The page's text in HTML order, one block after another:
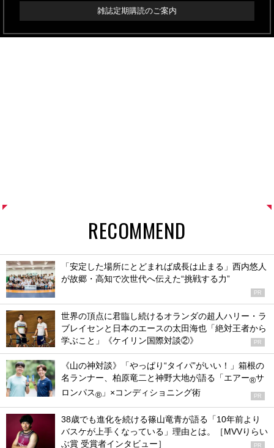
雑誌定期購読のご案内
RECOMMEND
「安定した場所にとどまれば成長は止まる」西内悠人
が故郷・高知で次世代へ伝えた“挑戦する力”
PR
世界の頂点に君臨し続けるオランダの超人ハリー・ラ
ブレイセンと日本のエースの太田海也「絶対王者から
学ぶこと」《ケイリン国際対談②》
PR
《山の神対談》「やっぱり“タイパ”がいい！」箱根の
名ランナー、柏原竜二と神野大地が語る「エアー®サ
ロンパス® 」×コンディショニング術 PR
38歳でも進化を続ける篠山竜青が語る「10年前より
バスケが上手くなっている」理由とは。［MVVりらい
ぶ賞 受賞者インタビュー］
PR